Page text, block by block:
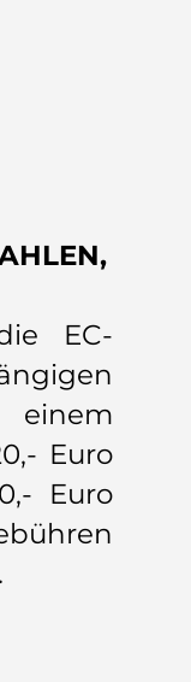
EC-
einem
Euro
Euro